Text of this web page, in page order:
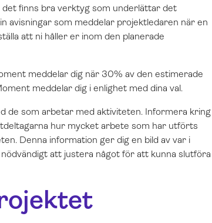
finns bra verktyg som underlättar det
avisningar som meddelar projektledaren när en
att ni håller er inom den planerade
meddelar dig när 30% av den estimerade
meddelar dig i enlighet med dina val.
de som arbetar med aktiviteten. Informera kring
hur mycket arbete som har utförts
Denna information ger dig en bild av var i
att justera något för att kunna slutföra